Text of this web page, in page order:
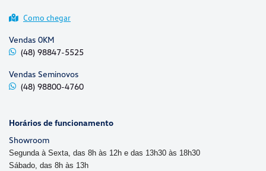
Como chegar
Vendas 0KM
(48) 98847-5525
Vendas Seminovos
(48) 98800-4760
Horários de funcionamento
Showroom
Segunda à Sexta, das 8h às 12h e das 13h30 às 18h30
Sábado, das 8h às 13h